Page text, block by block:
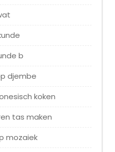
b
djembe
koken
tas maken
mozaiek